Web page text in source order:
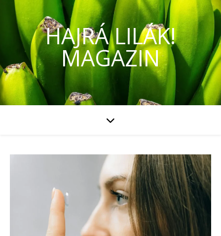
HAJRÁ LILÁK!
MAGAZIN